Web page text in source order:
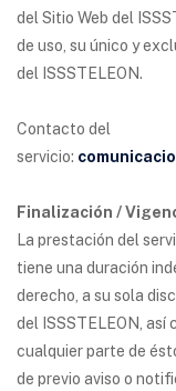
del Sitio Web del
de uso, su único y
del ISSSTELEON.
Contacto del
servicio:
Finalización /
La prestación del
tiene una duración
derecho, a su sola
del ISSSTELEON, así
cualquier parte de
de previo aviso o